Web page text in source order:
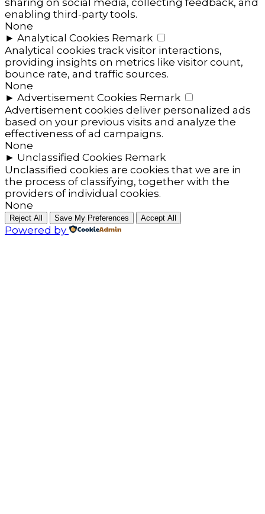
enabling third-party tools.
None
► Analytical Cookies Remark
Analytical cookies track visitor interactions,
providing insights on metrics like visitor count,
bounce rate, and traffic sources.
None
► Advertisement Cookies Remark
Advertisement cookies deliver personalized ads
based on your previous visits and analyze the
effectiveness of ad campaigns.
None
► Unclassified Cookies Remark
Unclassified cookies are cookies that we are in
the process of classifying, together with the
providers of individual cookies.
None
Reject All Save My Preferences Accept All
Powered by